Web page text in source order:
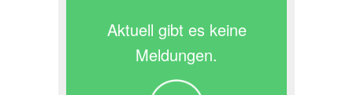
Aktuell gibt es keine
Meldungen.